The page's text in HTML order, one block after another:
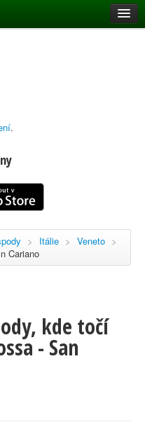
.
> Itálie > Veneto >
Cariano
kde točí
- San